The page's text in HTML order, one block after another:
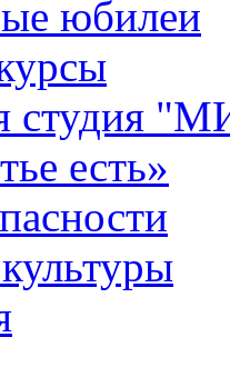
юбилеи
студия
есть»